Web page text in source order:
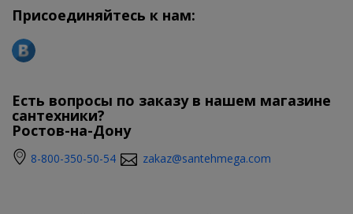
Присоединяйтесь к нам:
Есть вопросы по заказу в нашем магазине
сантехники?
Ростов-на-Дону
8-800-350-50-54 zakaz@santehmega.com